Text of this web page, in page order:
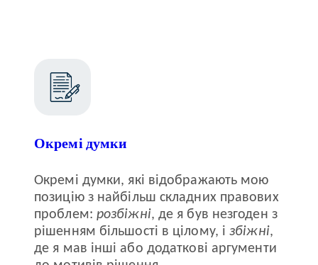
Окремі думки
Окремі думки, які відображають мою
позицію з найбільш складних правових
проблем: розбіжні, де я був незгоден з
рішенням більшості в цілому, ізбіжні,
де я мав інші або додаткові аргументи